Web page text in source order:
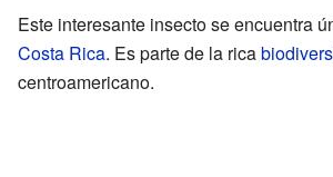
Este interesante insecto se encuentra
Costa Rica. Es parte de la rica
centroamericano.